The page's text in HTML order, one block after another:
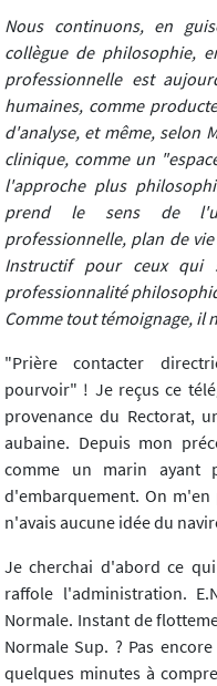
Nous continuons, en
collègue de philosophie,
professionnelle est
humaines, comme
d'analyse, et même, selon
clinique, comme un
l'approche plus
prend le sens de
professionnelle, plan de
Instructif pour ceux qui
professionnalité
Comme tout témoignage, il
"Prière contacter
pourvoir" ! Je reçus ce
provenance du Rectorat,
aubaine. Depuis mon
comme un marin
d'embarquement. On
n'avais aucune idée du
Je cherchai d'abord ce
raffole l'administration.
Normale. Instant de
Normale Sup. ? Pas
quelques minutes à